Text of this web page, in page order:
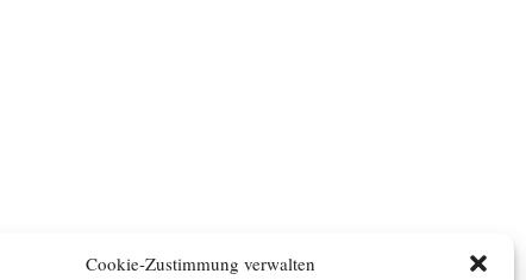
Cookie-Zustimmung verwalten